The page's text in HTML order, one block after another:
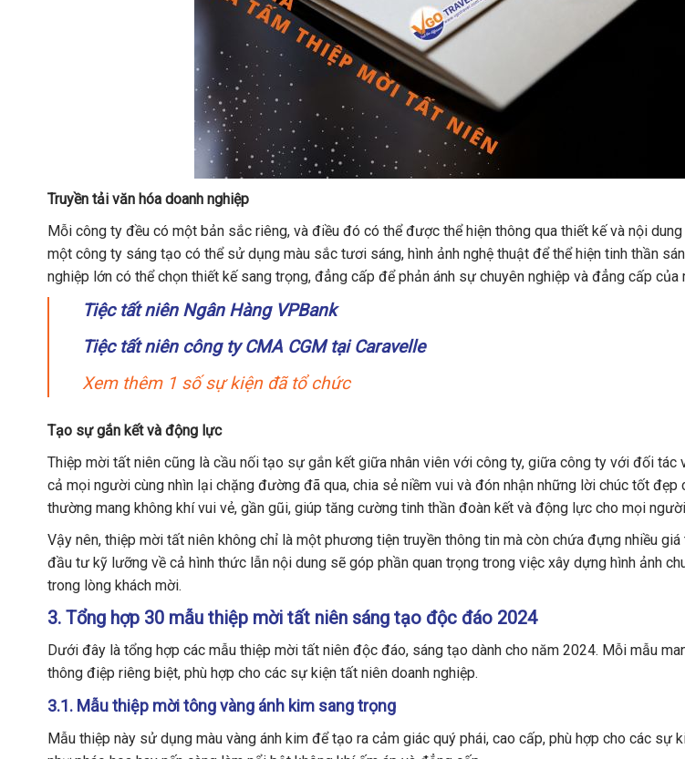
Truyền tải văn hóa doanh nghiệp
Mỗi công ty đều có một bản sắc riêng, và điều đó có thể được thể hiện thông qua thiết kế và nội
một công ty sáng tạo có thể sử dụng màu sắc tươi sáng, hình ảnh nghệ thuật để thể hiện tinh thần
nghiệp lớn có thể chọn thiết kế sang trọng, đẳng cấp để phản ánh sự chuyên nghiệp và đẳng cấp của
Tiệc tất niên Ngân Hàng VPBank
Tiệc tất niên công ty CMA CGM tại Caravelle
Xem thêm 1 số sự kiện đã tổ chức
Tạo sự gắn kết và động lực
Thiệp mời tất niên cũng là cầu nối tạo sự gắn kết giữa nhân viên với công ty, giữa công ty với đối tác
cả mọi người cùng nhìn lại chặng đường đã qua, chia sẻ niềm vui và đón nhận những lời chúc tốt đẹp
thường mang không khí vui vẻ, gần gũi, giúp tăng cường tinh thần đoàn kết và động lực cho mọi
Vậy nên, thiệp mời tất niên không chỉ là một phương tiện truyền thông tin mà còn chứa đựng nhiều
đầu tư kỹ lưỡng về cả hình thức lẫn nội dung sẽ góp phần quan trọng trong việc xây dựng hình ảnh
trong lòng khách mời.
3. Tổng hợp 30 mẫu thiệp mời tất niên sáng tạo độc đáo 2024
Dưới đây là tổng hợp các mẫu thiệp mời tất niên độc đáo, sáng tạo dành cho năm 2024. Mỗi mẫu
thông điệp riêng biệt, phù hợp cho các sự kiện tất niên doanh nghiệp.
3.1. Mẫu thiệp mời tông vàng ánh kim sang trọng
Mẫu thiệp này sử dụng màu vàng ánh kim để tạo ra cảm giác quý phái, cao cấp, phù hợp cho các sự